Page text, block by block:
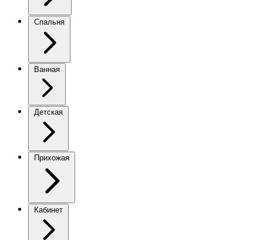
Спальня
Ванная
Детская
Прихожая
Кабинет